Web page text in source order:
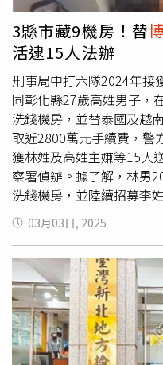
間，洗錢金額高達84億多
察官呂尚恩指揮調查局南
雄市警察局苓雅分局兵分
步搜索，查扣現金約2900
灣里」公司帳戶資金3600
等14人到案。檢方複訊後
法》及《商業會計法》犯
聲押禁見獲准。但「台灣
出境，高雄地檢署已於6
3縣市藏9機房！替
活逮15人法辦
刑事局中打六隊2024年接
同彰化縣27歲高姓男子，
洗錢機房，並替泰國及越
取近2800萬元手續費，警
獲林姓及高姓主嫌等15人
察署偵辦。據了解，林男
洗錢機房，並陸續招募李
國賭博網站經營境外賭客
洗錢及移轉金流，隨後還
里區和彰化縣鹿港鎮及雲
方視聽，且專供越南博弈
六隊2024年獲報，林男夥
市私設洗錢機房，且以2
行金流移轉，刑事中打清
署指揮，並聯合台中市刑
03月03日, 2025